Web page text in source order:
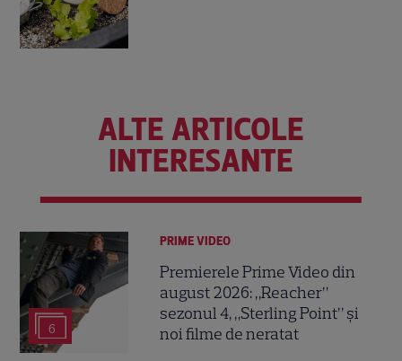
ALTE ARTICOLE
INTERESANTE
6
PRIME VIDEO
Premierele Prime Video din
august 2026: „Reacher”
sezonul 4, „Sterling Point” și
noi filme de neratat